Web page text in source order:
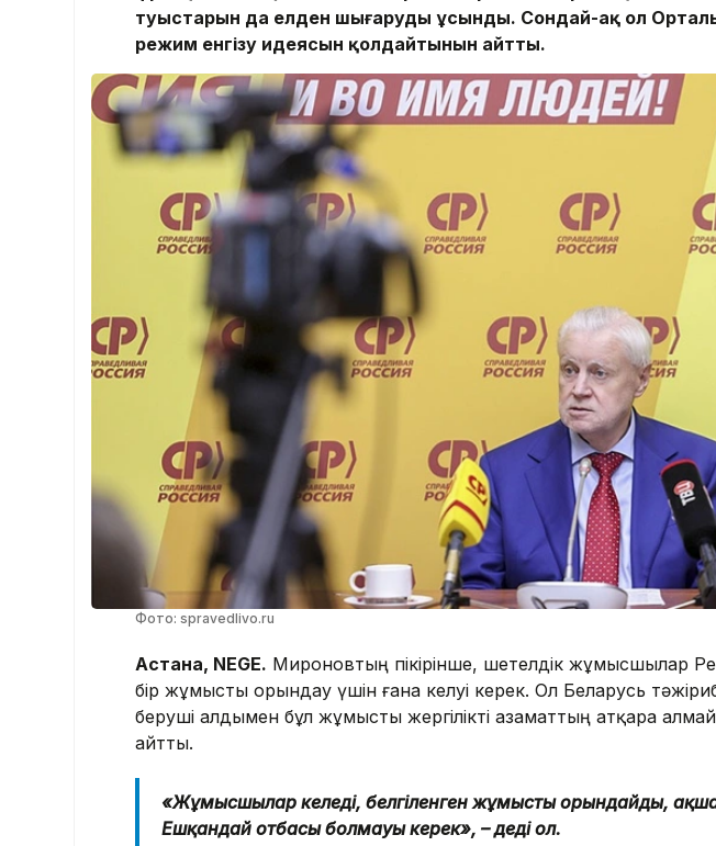
туыстарын да елден шығаруды ұсынды. Сондай-ақ ол
режим енгізу идеясын қолдайтынын айтты.
Фото: spravedlivo.ru
Астана, NEGE. Мироновтың пікірінше, шетелдік жұмысшылар
бір жұмысты орындау үшін ғана келуі керек. Ол Беларусь
беруші алдымен бұл жұмысты жергілікті азаматтың атқара
айтты.
«Жұмысшылар келеді, белгіленген жұмысты орындайды,
Ешқандай отбасы болмауы керек», – деді ол.